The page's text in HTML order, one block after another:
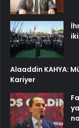
Alaaddin KAHYA:
Kariyer